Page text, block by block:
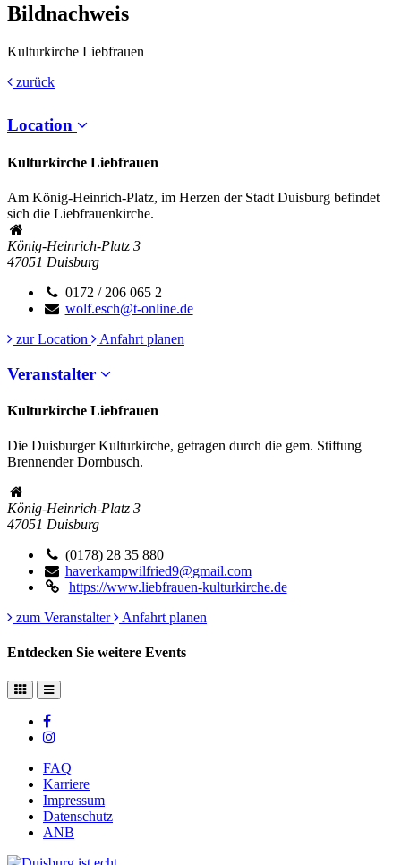
Bildnachweis
Kulturkirche Liebfrauen
zurück
Location
Kulturkirche Liebfrauen
Am König-Heinrich-Platz, im Herzen der Stadt Duisburg befindet
sich die Liebfrauenkirche.
König-Heinrich-Platz 3
47051 Duisburg
0172 / 206 065 2
wolf.esch@t-online.de
zur Location
Anfahrt planen
Veranstalter
Kulturkirche Liebfrauen
Die Duisburger Kulturkirche, getragen durch die gem. Stiftung
Brennender Dornbusch.
König-Heinrich-Platz 3
47051 Duisburg
(0178) 28 35 880
haverkampwilfried9@gmail.com
https://www.liebfrauen-kulturkirche.de
zum Veranstalter
Anfahrt planen
Entdecken Sie weitere Events
FAQ
Karriere
Impressum
Datenschutz
ANB